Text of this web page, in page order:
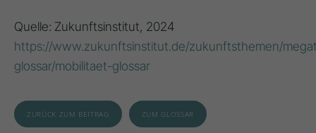
Quelle: Zukunftsinstitut, 2024
https://www.zukunftsinstitut.de/zukunftsthemen/
glossar/mobilitaet-glossar
ZURÜCK ZUM BEITRAG ZUM GLOSSAR